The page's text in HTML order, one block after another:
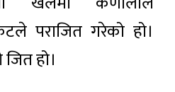
पराजित गरेको हो।
हो।